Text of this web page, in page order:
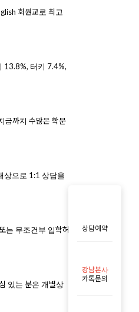
상담예약
강남본사
카톡문의
회원교로 최고
13.8%, 터키 7.4%,
금까지 수많은 학문
상으로 1:1 상담을
는 무조건부 입학허
있는 분은 개별상